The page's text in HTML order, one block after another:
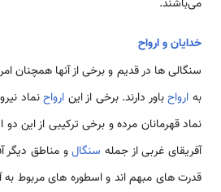
می‌باشند.
خدایان و ارواح
سنگالی ها در قدیم و برخی از آنها همچنان
به ارواحباور دارند. برخی از این ارواحنماد
نماد قهرمانان مرده و برخی ترکیبی از این
آفریقای غربی از جمله سنگالو مناطق دیگر
قدرت های مبهم اند و اسطوره های مربوط